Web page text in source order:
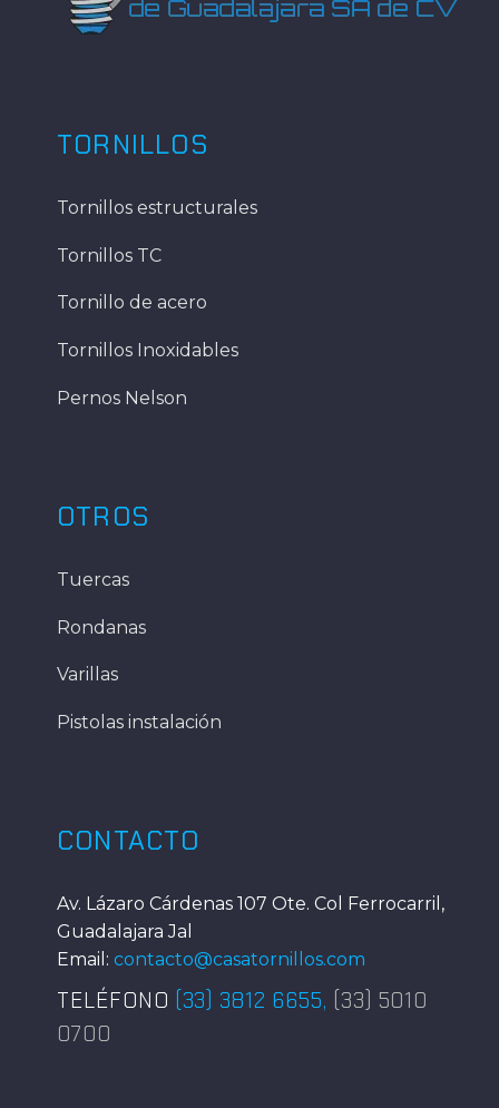
TORNILLOS
Tornillos estructurales
Tornillos TC
Tornillo de acero
Tornillos Inoxidables
Pernos Nelson
OTROS
Tuercas
Rondanas
Varillas
Pistolas instalación
CONTACTO
Av. Lázaro Cárdenas 107 Ote. Col Ferrocarril,
Guadalajara Jal
Email: contacto@casatornillos.com
TELÉFONO (33) 3812 6655, (33) 5010
0700